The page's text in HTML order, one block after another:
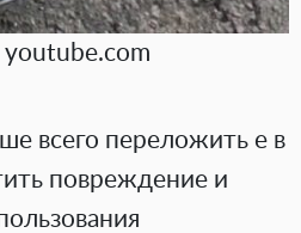
всего переложить е в
повреждение и